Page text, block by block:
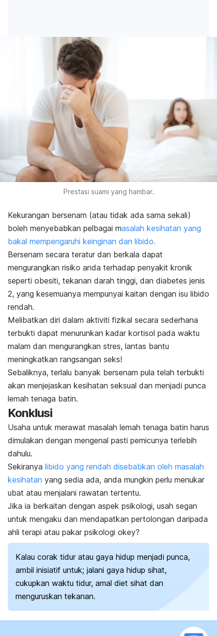
Prestasi suami yang hambar.
Kekurangan bersenam (atau tidak ada sama sekali)
boleh menyebabkan pelbagai masalah kesihatan yang
bakal mempengaruhi keinginan dan libido.
Bersenam secara teratur dan berkala dapat
mengurangkan risiko anda terhadap penyakit kronik
seperti obesiti, tekanan darah tinggi, dan diabetes jenis
2, yang kesemuanya mempunyai kaitan dengan isu libido
rendah.
Melibatkan diri dalam aktiviti fizikal secara sederhana
terbukti dapat menurunkan kadar kortisol pada waktu
malam dan mengurangkan stres, lantas bantu
meningkatkan rangsangan seks!
Sebaliknya, terlalu banyak bersenam pula telah terbukti
akan menjejaskan kesihatan seksual dan menjadi punca
lemah tenaga batin.
Konklusi
Usaha untuk merawat masalah lemah tenaga batin harus
dimulakan dengan mengenal pasti pemicunya terlebih
dahulu.
Sekiranya libido yang rendah disebabkan oleh masalah
kesihatan yang sedia ada, anda mungkin perlu menukar
ubat atau menjalani rawatan tertentu.
Jika ia berkaitan dengan aspek psikologi, usah segan
untuk mengaku dan mendapatkan pertolongan daripada
ahli terapi atau pakar psikologi okey?
Kalau corak tidur atau gaya hidup menjadi punca,
ambil inisiatif untuk; jalani gaya hidup sihat,
cukupkan waktu tidur, amal diet sihat dan
menguruskan tekanan.